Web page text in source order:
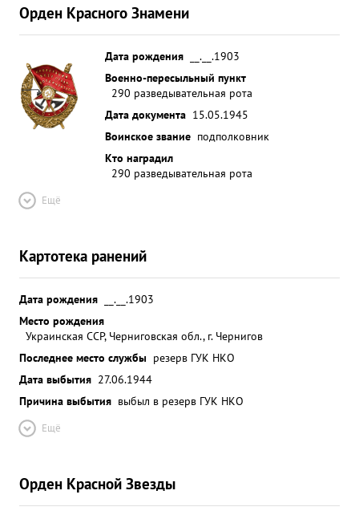
Орден Красного Знамени
Дата рождения
__.__.1903
Военно-пересыльный пункт
290 разведывательная рота
Дата документа 15.05.1945
Воинское звание подполковник
Кто наградил
290 разведывательная рота
Ещё
Картотека ранений
Дата рождения
__.__.1903
Место рождения
Украинская ССР, Черниговская обл., г. Чернигов
Последнее место службы резерв ГУК НКО
Дата выбытия 27.06.1944
Причина выбытия выбыл в резерв ГУК НКО
Ещё
Орден Красной Звезды